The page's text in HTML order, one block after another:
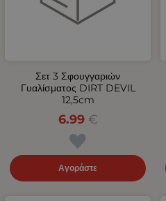
Σετ 3 Σφουγγαριών
Γυαλίσματος DIRT DEVIL
12,5cm
6.99 €
Αγοράστε